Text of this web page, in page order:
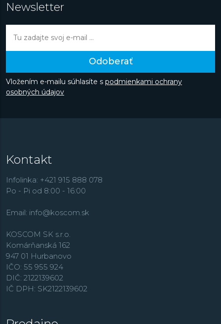
Newsletter
Odoberať
Vložením e-mailu súhlasíte s podmienkami ochrany
osobných údajov
Kontakt
Infolinka: +421 915 888 078
Po - Pi od 8:00 - 16:00
Email: info@koscom.sk
KOSCOM SK s.r.o.
Komárňanská 162
947 01 Hurbanovo
IČO: 55 955 924
DIČ: 2122139602
IČ DPH: SK2122139602